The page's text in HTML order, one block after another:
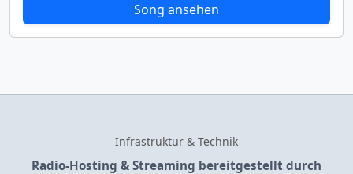
Song ansehen
Infrastruktur & Technik
Radio-Hosting & Streaming bereitgestellt durch